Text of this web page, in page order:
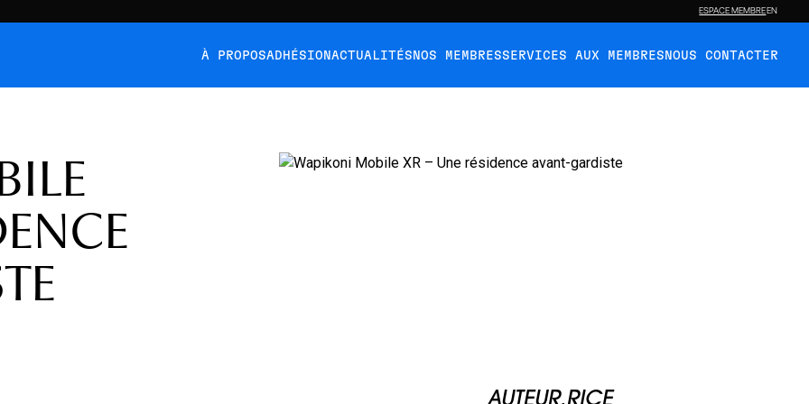
ESPACE MEMBREEN
À PROPOSADHÉSIONACTUALITÉS NOS MEMBRESSERVICES AUX MEMBRES NOUS CONTACTER
AUTEUR.RICE